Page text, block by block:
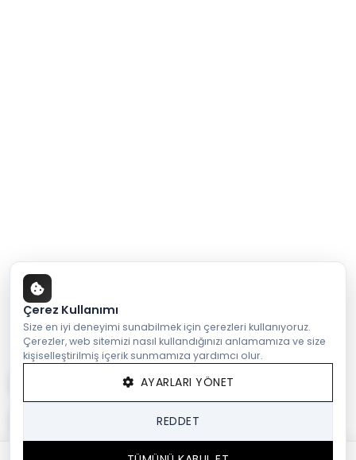
Çerez Kullanımı
Size en iyi deneyimi sunabilmek için çerezleri kullanıyoruz.
Çerezler, web sitemizi nasıl kullandığınızı anlamamıza ve size
kişiselleştirilmiş içerik sunmamıza yardımcı olur.
AYARLARI YÖNET
REDDET